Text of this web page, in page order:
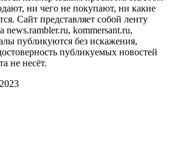
ни чего не покупают, ни какие
Сайт представляет собой ленту
news.rambler.ru, kommersant.ru,
публикуются без искажения,
публикуемых новостей
не несёт.